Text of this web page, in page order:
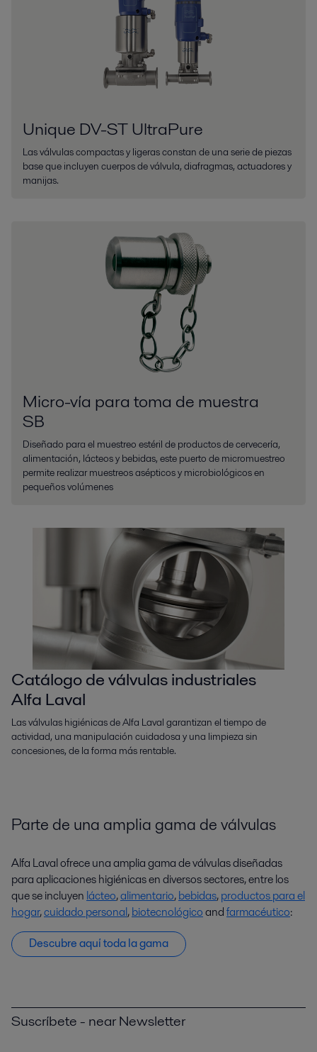
Unique DV-ST UltraPure
Las válvulas compactas y ligeras constan de una serie de piezas
base que incluyen cuerpos de válvula, diafragmas, actuadores y
manijas.
Micro-vía para toma de muestra
SB
Diseñado para el muestreo estéril de productos de cervecería,
alimentación, lácteos y bebidas, este puerto de micromuestreo
permite realizar muestreos asépticos y microbiológicos en
pequeños volúmenes
Catálogo de válvulas industriales
Alfa Laval
Las válvulas higiénicas de Alfa Laval garantizan el tiempo de
actividad, una manipulación cuidadosa y una limpieza sin
concesiones, de la forma más rentable.
Parte de una amplia gama de válvulas
Alfa Laval ofrece una amplia gama de válvulas diseñadas
para aplicaciones higiénicas en diversos sectores, entre los
que se incluyen lácteo,alimentario,bebidas,productos para el
hogar,cuidado personal,biotecnológicoandfarmacéutico:
Descubre aquí toda la gama
Suscríbete - near Newsletter